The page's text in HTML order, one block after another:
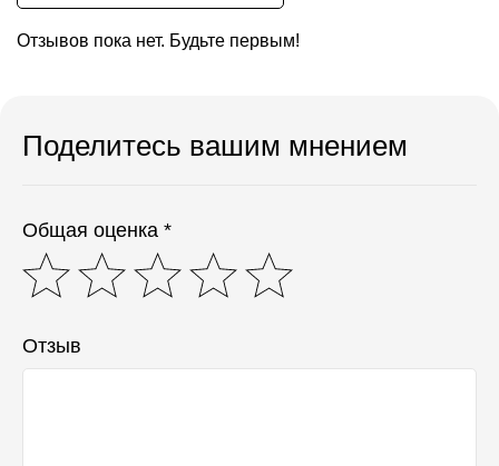
Отзывов пока нет. Будьте первым!
Поделитесь вашим мнением
Общая оценка *
Отзыв